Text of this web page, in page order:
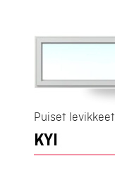
Puiset levikkeet
KYI